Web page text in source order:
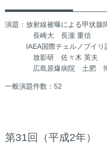
演題：放射線被曝による甲状腺
長崎大 長瀧 重信
IAEA国際チェルノブイリ
放影研 佐々木 英夫
広島原爆病院 土肥
一般演題件数：52
第31回（平成2年）